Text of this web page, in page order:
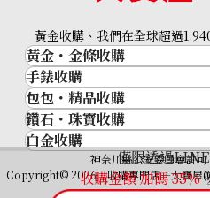
僅限透過
收購金額 加碼35%
黃金收購、我們在全球超過
黃金・金條收購
黃金與貴金屬
金的錠
金幣
黃金過去10年
黃金飾品
黃金戒指
手錶收購
名牌手錶
Rolex
Patek Philippe
Audemars Piguet
Vacheron Constantin
包包・精品收購
品牌精品
Cartier
LOUIS VUITTON
Hermès
鑽石・珠寶收購
鑽石･珠寶
祖母綠（翠玉）
白金收購
神奈川縣公安委員會許
Copyright© 2026 收購專門店—大寶屋